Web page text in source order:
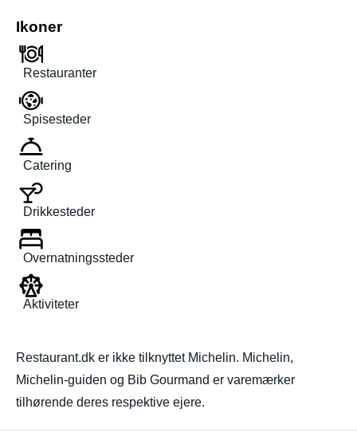
Ikoner
Restauranter
Spisesteder
Catering
Drikkesteder
Overnatningssteder
Aktiviteter
Restaurant.dk er ikke tilknyttet Michelin. Michelin,
Michelin-guiden og Bib Gourmand er varemærker
tilhørende deres respektive ejere.